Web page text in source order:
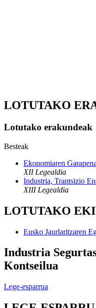
LOTUTAKO
Lotutako erakundeak
Besteak
Ekonomiaren
XII Legealdia
Industria, Trantsizio
XIII Legealdia
LOTUTAKO
Eusko Jaurlaritzaren
Industria
Kontseilua
Lege-esparrua